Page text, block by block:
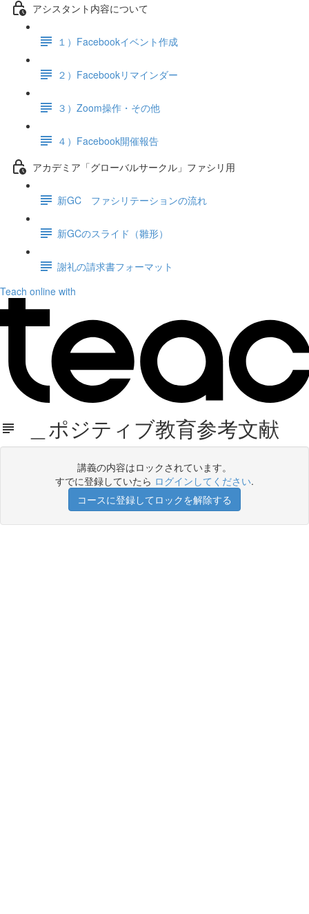
アシスタント内容について
１）Facebookイベント作成
２）Facebookリマインダー
３）Zoom操作・その他
４）Facebook開催報告
アカデミア「グローバルサークル」ファシリ用
新GC ファシリテーションの流れ
新GCのスライド（雛形）
謝礼の請求書フォーマット
Teach online with
＿ポジティブ教育参考文献
講義の内容はロックされています。
すでに登録していたら ログインしてください.
コースに登録してロックを解除する